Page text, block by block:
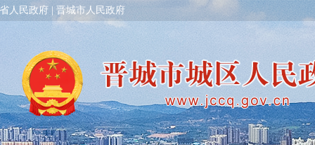
人民政府 晋城市人民政府